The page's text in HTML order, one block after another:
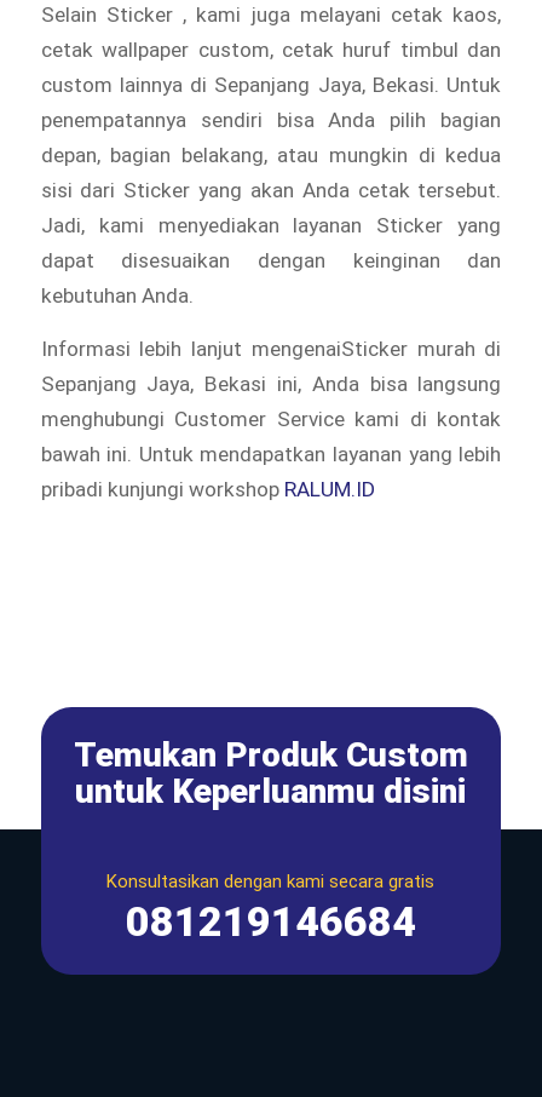
Selain Sticker , kami juga melayani cetak kaos,
cetak wallpaper custom, cetak huruf timbul dan
custom lainnya di Sepanjang Jaya, Bekasi. Untuk
penempatannya sendiri bisa Anda pilih bagian
depan, bagian belakang, atau mungkin di kedua
sisi dari Stickeryang akan Anda cetak tersebut.
Jadi, kami menyediakan layanan Sticker yang
dapat disesuaikan dengan keinginan dan
kebutuhan Anda.
Informasi lebih lanjut mengenaiSticker murah di
Sepanjang Jaya, Bekasi ini, Anda bisa langsung
menghubungi Customer Service kami di kontak
bawah ini. Untuk mendapatkan layanan yang lebih
pribadi kunjungi workshop RALUM.ID
Temukan Produk Custom
untuk Keperluanmu disini
Konsultasikan dengan kami secara gratis
081219146684